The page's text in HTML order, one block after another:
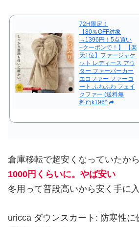
72H限定！
【80％OFF対象
→1396円！5点買い
+クーポンで！】 【楽
天1位】ファージャケ
ット レディース アウ
ター ファーパーカー
エコファー ファーコ
ート ふわふわ フェイ
クファー (送料無
料)^jk196^
倉庫移転で超安くなっていたから
1000円くらいに。やば安い
冬用って普段高いから安く手に
uricca ダウンスカート: 防寒性に